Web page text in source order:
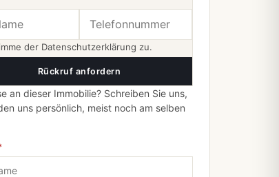
der Datenschutzerklärung zu.
Rückruf anfordern
an dieser Immobilie? Schreiben Sie uns,
uns persönlich, meist noch am selben